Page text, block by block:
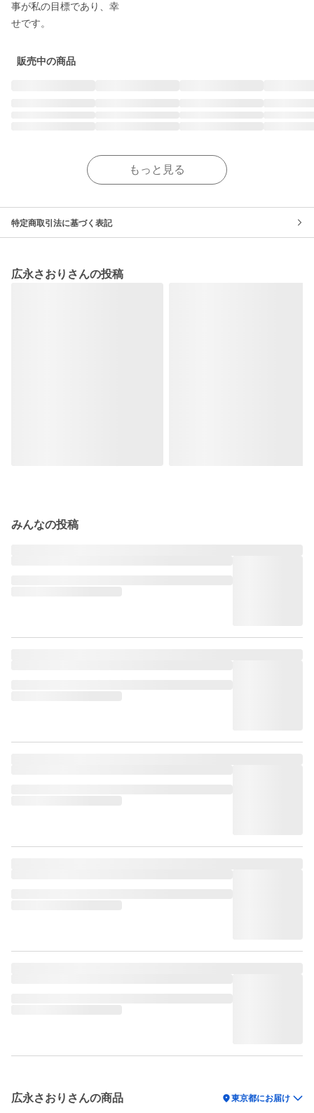
事が私の目標であり、幸
せです。
販売中の商品
もっと見る
特定商取引法に基づく表記
広永さおりさんの投稿
みんなの投稿
広永さおりさんの商品 location_on東京都にお届け